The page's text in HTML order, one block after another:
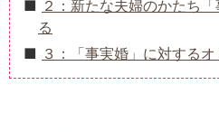
２：新たな夫婦のかたち
る
３：「事実婚」に対する